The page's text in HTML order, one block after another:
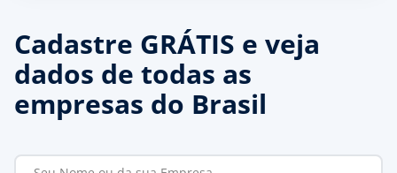
Cadastre GRÁTIS e veja
dados de todas as
empresas do Brasil